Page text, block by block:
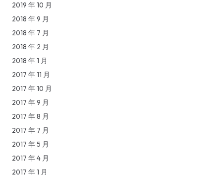
2019 年 10 月
2018 年 9 月
2018 年 7 月
2018 年 2 月
2018 年 1 月
2017 年 11 月
2017 年 10 月
2017 年 9 月
2017 年 8 月
2017 年 7 月
2017 年 5 月
2017 年 4 月
2017 年 1 月